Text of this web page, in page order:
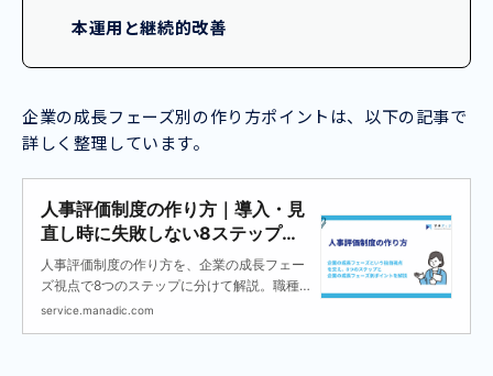
本運用と継続的改善
企業の成長フェーズ別の作り方ポイントは、以下の記事で
詳しく整理しています。
人事評価制度の作り方｜導入・見
直し時に失敗しない8ステップと
企業の成長フェーズ別ポイントを
解説
人事評価制度の作り方を、企業の成長フェー
ズ視点で8つのステップに分けて解説。職種
別の評価項目サンプルも紹介します。
service.manadic.com